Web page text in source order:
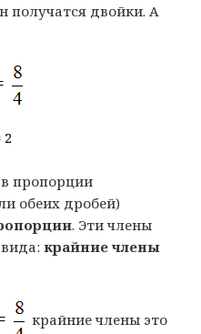
получатся двойки. А
2
пропорции
обеих дробей)
. Эти члены
вида:крайние члены
крайние члены это